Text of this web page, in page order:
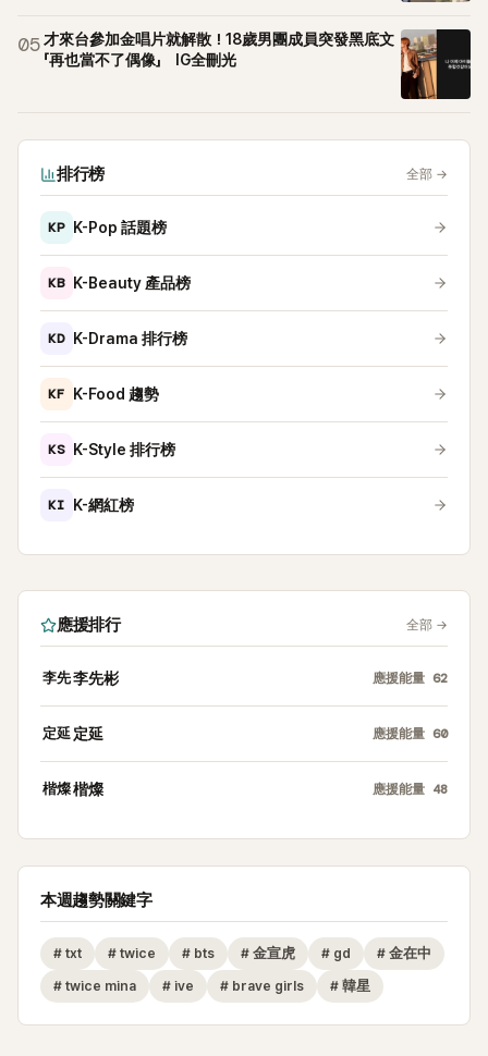
05 才來台參加金唱片就解散！18歲男團成員突發黑底文
「再也當不了偶像」 IG全刪光
排行榜 全部 →
KP K-Pop 話題榜
KB K-Beauty 產品榜
KD K-Drama 排行榜
KF K-Food 趨勢
KS K-Style 排行榜
KI K-網紅榜
應援排行 全部 →
李先李先彬 應援能量 62
定延 定延 應援能量 60
楷燦楷燦 應援能量 48
本週趨勢關鍵字
# txt # twice # bts # 金宣虎 # gd # 金在中
# twice mina # ive # brave girls # 韓星